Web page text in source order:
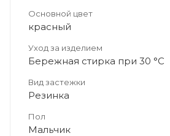
Основной цвет
красный
Уход за изделием
Бережная стирка при 30 °C
Вид застежки
Резинка
Пол
Мальчик